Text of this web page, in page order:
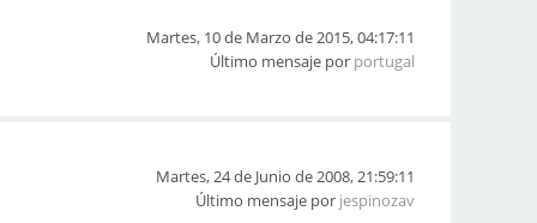
Martes, 10 de Marzo de 2015, 04:17:11
Último mensaje por portugal
Martes, 24 de Junio de 2008, 21:59:11
Último mensaje por jespinozav